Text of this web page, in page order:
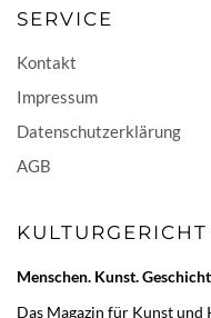
SERVICE
Kontakt
Impressum
Datenschutzerklärung
AGB
KULTURGERICHT
Menschen. Kunst.
Das Magazin für Kunst